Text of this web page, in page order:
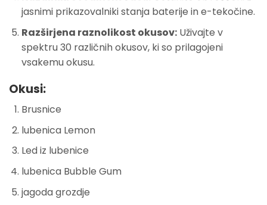
jasnimi prikazovalniki stanja baterije in e-tekočine.
Razširjena raznolikost okusov:Uživajte v
spektru 30 različnih okusov, ki so prilagojeni
vsakemu okusu.
Okusi:
Brusnice
lubenica Lemon
Led iz lubenice
lubenica Bubble Gum
jagoda grozdje